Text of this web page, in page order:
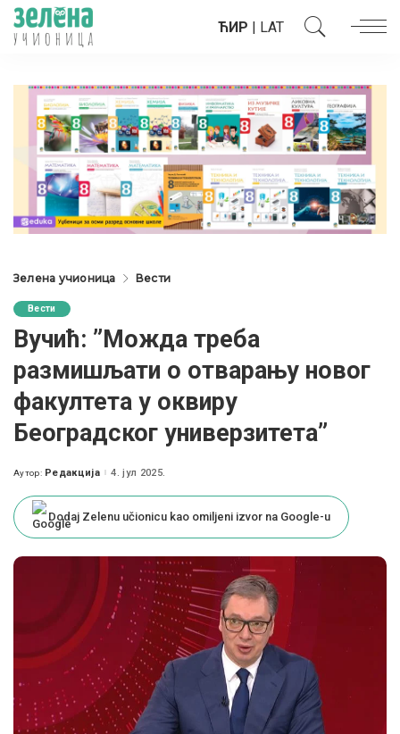
ЋИР | LAT
Зелена учионица Вести
Вести
Вучић: ”Можда треба
размишљати о oтварању новог
факултета у оквиру
Београдског универзитета”
Posted
Аутор: Редакција 4. јул 2025.
Dodaj Zelenu učionicu kao omiljeni izvor na Google-u